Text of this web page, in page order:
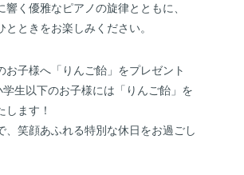
響く優雅なピアノの旋律とともに、
とときをお楽しみください。
子様へ「りんご飴」をプレゼント
生以下のお子様には「りんご飴」を
します！
、笑顔あふれる特別な休日をお過ごし